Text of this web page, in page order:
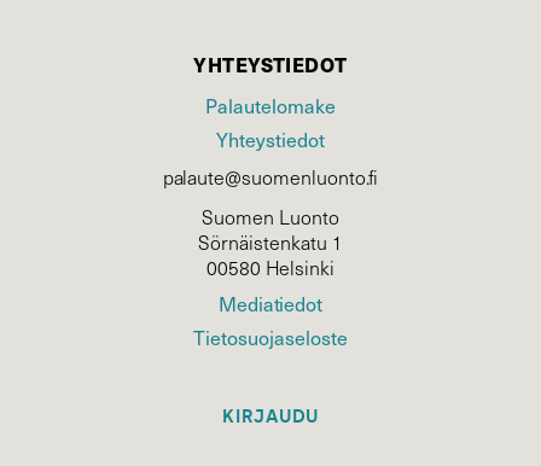
YHTEYSTIEDOT
Palautelomake
Yhteystiedot
palaute@suomenluonto.fi
Suomen Luonto
Sörnäistenkatu 1
00580 Helsinki
Mediatiedot
Tietosuojaseloste
KIRJAUDU